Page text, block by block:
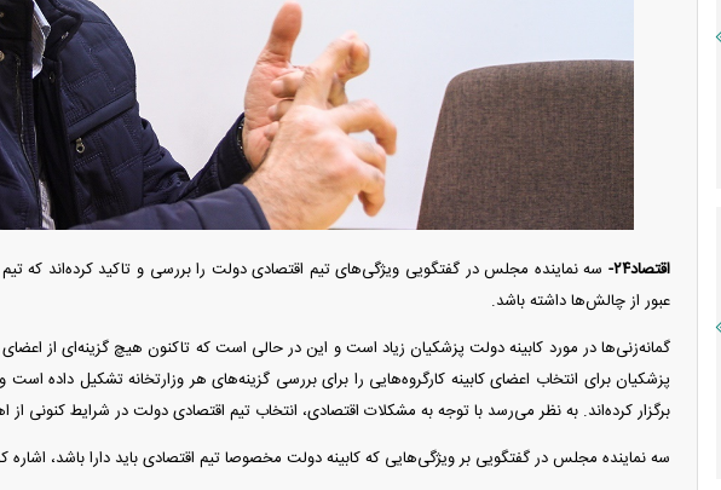
اقتصاد۲۴-
سه نماینده مجلس در گفتگویی ویژگی‌های تیم اقتصادی دولت را بررسی و تاکید کرده‌اند که تیم
عبور از چالش‌ها داشته باشد.
گمانه‌زنی‌ها در مورد کابینه دولت پزشکیان زیاد است و این در حالی است که تاکنون هیچ گزینه‌ای از
پزشکیان برای انتخاب اعضای کابینه کارگروه‌هایی را برای بررسی گزینه‌های هر وزارتخانه تشکیل داده
برگزار کرده‌اند. به نظر می‌رسد با توجه به مشکلات اقتصادی، انتخاب تیم اقتصادی دولت در شرایط کنونی از
سه نماینده مجلس در گفتگویی بر ویژگی‌هایی که کابینه دولت مخصوصا تیم اقتصادی باید دارا باشد، اشاره
آغاز فروش نقدی با تحویل فوری بهمن دیزل
+ جزئیات
واردات خودرو از منطقه آزاد تهران؛ مناظره
داغی که بازار خودرو را تحت تأثیر قرار داد
قیمت خودرو وارد
واکنش بازار به
پهپاد رهگیر یا موشک پدافند؛ قدرت تهدید
کدامیک بیشتر است؟
رونمایی از پوکو M ۸ پاور با باتری ۸۰۰۰
میلی‌آمپرساعتی